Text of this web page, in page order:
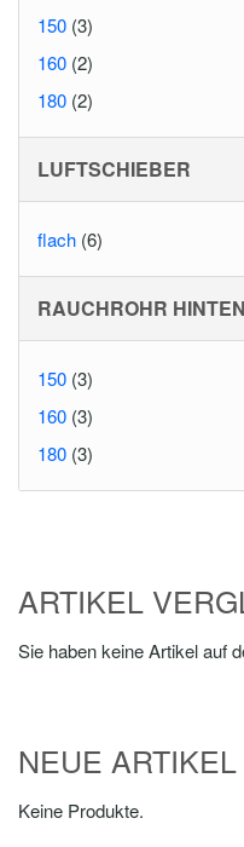
150 (3)
160 (2)
180 (2)
LUFTSCHIEBER
flach (6)
RAUCHROHR
150 (3)
160 (3)
180 (3)
ARTIKEL
Sie haben keine Artikel auf
NEUE ARTIKEL
Keine Produkte.